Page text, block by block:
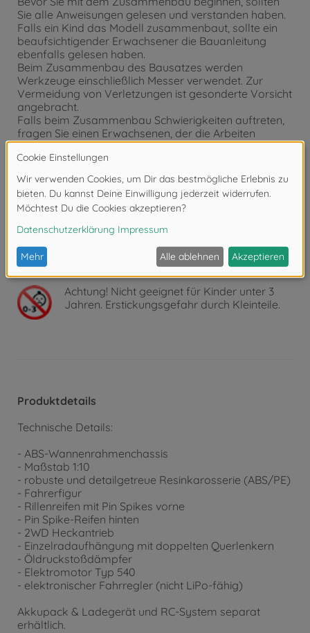
Sie alle Anweisungen gelesen und verstanden haben.
Falls ein Kind das Modell zusammenbaut, sollte ein
beaufsichtigender Erwachsener die Bauanleitung
ebenfalls gelesen haben.
Beim Zusammenbau des Bausatzes werden
Werkzeuge einschließlich Messer verwendet. Zur
Vermeidung von Verletzungen ist gesonderte Vorsicht
angebracht.
Falls beim Zusammenbau Schwierigkeiten auftreten,
fragen Sie einen Erwachsenen, der die Arbeiten
überwacht oder einen Modellbauer mit RC
Erfahrungen bzw. Fachhändler.
Werkzeuge jeweils nur zweckbestimmt einsetzen. Bei
fehlerhafter Anwendung besteht Verletzungsgefahr.
Wenn Sie Farben und/oder Kleber verwenden (nicht
im Bausatz enthalten), beachten und befolgen Sie die
dort beiliegenden Anweisungen.
Bausatz von kleinen Kindern fernhalten. Verhüten Sie,
dass Kinder irgendwelche Bauteile in den Mund
nehmen oder Plastiktüten über den Kopf ziehen.
Achtung! Nicht geeignet für Kinder unter 3
Jahren. Erstickungsgefahr durch Kleinteile.
Produktdetails
Technische Details:
- ABS-Wannenrahmenchassis
- Maßstab 1:10
- robuste und detailgetreue Resinkarosserie (ABS/PE)
- Fahrerfigur
- Rillenreifen mit Pin Spikes vorne
- Pin Spike-Reifen hinten
- 2WD Heckantrieb
- Einzelradaufhängung mit doppelten Querlenkern
- Öldruckstoßdämpfer
- Elektromotor Typ 540
- elektronischer Fahrregler (nicht LiPo-fähig)
Akkupack & Ladegerät und RC-System separat
erhältlich.